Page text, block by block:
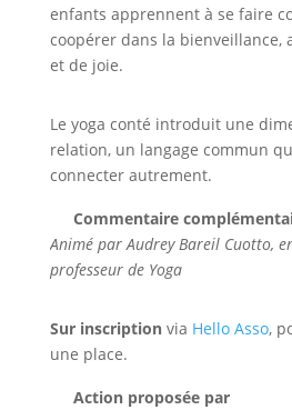
enfants apprennent à se faire
coopérer dans la bienveillance,
et de joie.
Le yoga conté introduit une
relation, un langage commun
connecter autrement.
Commentaire
Animé par Audrey Bareil Cuotto,
professeur de Yoga
Sur inscriptionvia Hello Asso,
une place.
Action proposée par